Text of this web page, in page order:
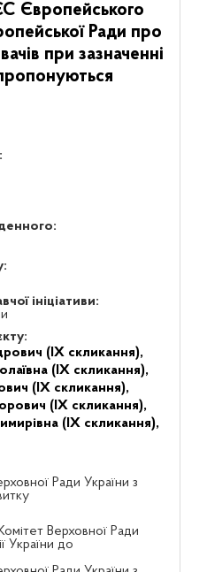
Європейського
Ради про
при зазначенні
ініціативи:
(IX скликання),
(IX скликання),
(IX скликання),
(IX скликання),
(IX скликання),
Ради України з
Верховної Ради
України до